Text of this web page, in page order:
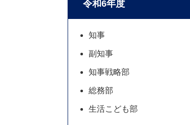
令和6年度
知事
副知事
知事戦略部
総務部
生活こども部